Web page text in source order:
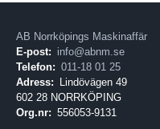
AB Norrköpings Maskinaffär
E-post: info@abnm.se
Telefon: 011-18 01 25
Adress: Lindövägen 49
602 28 NORRKÖPING
Org.nr: 556053-9131